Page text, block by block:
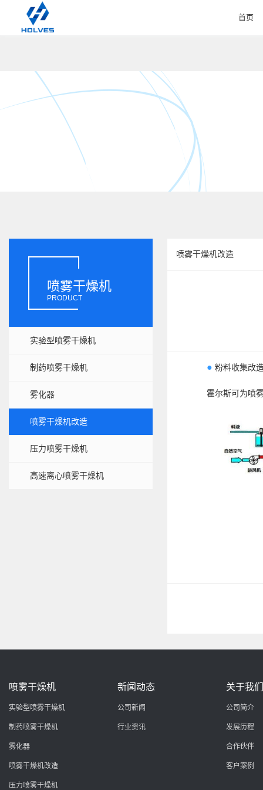
首页
喷雾干燥机
PRODUCT
实验型喷雾干燥机
制药喷雾干燥机
雾化器
喷雾干燥机改造
压力喷雾干燥机
高速离心喷雾干燥机
喷雾干燥机改造
● 粉料收集改
霍尔斯可为喷
喷雾干燥机
实验型喷雾干燥机
制药喷雾干燥机
雾化器
喷雾干燥机改造
压力喷雾干燥机
新闻动态
公司新闻
行业资讯
关于我们
公司简介
发展历程
合作伙伴
客户案例